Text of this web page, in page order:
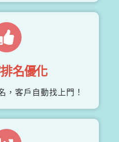
名優化
，客戶自動找上門！